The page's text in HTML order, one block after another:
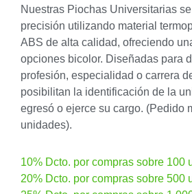
Nuestras Piochas Universitarias
precisión utilizando material
ABS de alta calidad, ofreciendo
opciones bicolor. Diseñadas para
profesión, especialidad o carrera
posibilitan la identificación de la
egresó o ejerce su cargo. (Pedido
unidades).
10% Dcto. por compras sobre 100
20% Dcto. por compras sobre 500